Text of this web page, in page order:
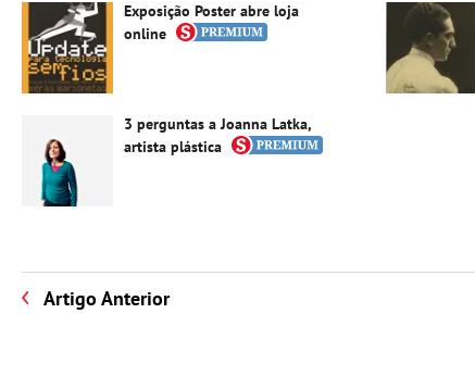
Exposição Poster abre loja
online
3 perguntas a Joanna Latka,
artista plástica
Artigo Anterior